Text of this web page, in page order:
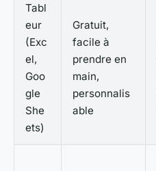
Tabl
eur
(Exc
el,
Goo
gle
She
ets)
Gratuit,
facile à
prendre en
main,
personnalis
able